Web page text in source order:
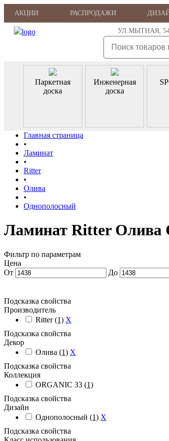
АКЦИИ РАСПРОДАЖИ
УЛ.МЫТНАЯ,
Паркетная
доска
Инженерная
доска
Главная страница
•
Ламинат
•
Ritter
•
Олива
•
Однополосный
Ламинат Ritter Олива
Фильтр по параметрам
Цена
От
До
Подсказка свойства
Производитель
Ritter(1) X
Подсказка свойства
Декор
Олива (1) X
Подсказка свойства
Коллекция
ORGANIC 33 (1)
Подсказка свойства
Дизайн
Однополосный (1) X
Подсказка свойства